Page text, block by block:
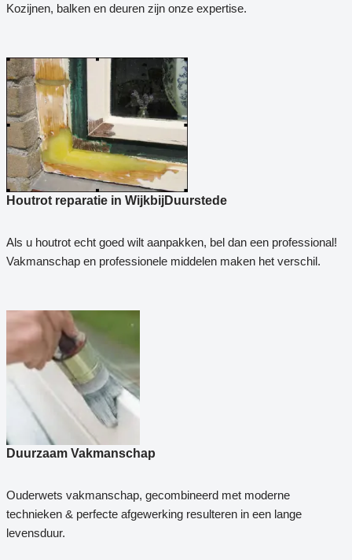
Kozijnen, balken en deuren zijn onze expertise.
Houtrot reparatie in WijkbijDuurstede
Als u houtrot echt goed wilt aanpakken, bel dan een professional!
Vakmanschap en professionele middelen maken het verschil.
Duurzaam Vakmanschap
Ouderwets vakmanschap, gecombineerd met moderne
technieken & perfecte afgewerking resulteren in een lange
levensduur.